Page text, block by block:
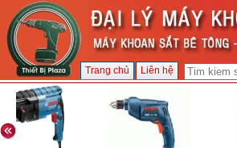
Trang chủ Liên hệ